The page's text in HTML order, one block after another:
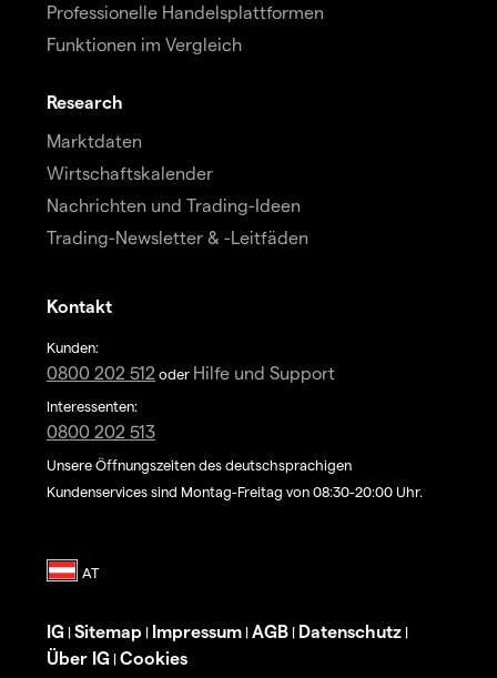
Professionelle Handelsplattformen
Funktionen im Vergleich
Research
Marktdaten
Wirtschaftskalender
Nachrichten und Trading-Ideen
Trading-Newsletter & -Leitfäden
Kontakt
Kunden:
0800 202 512 oder Hilfe und Support
Interessenten:
0800 202 513
Unsere Öffnungszeiten des deutschsprachigen
Kundenservices sind Montag-Freitag von 08:30-20:00 Uhr.
IG | Sitemap | Impressum | AGB | Datenschutz |
Über IG | Cookies